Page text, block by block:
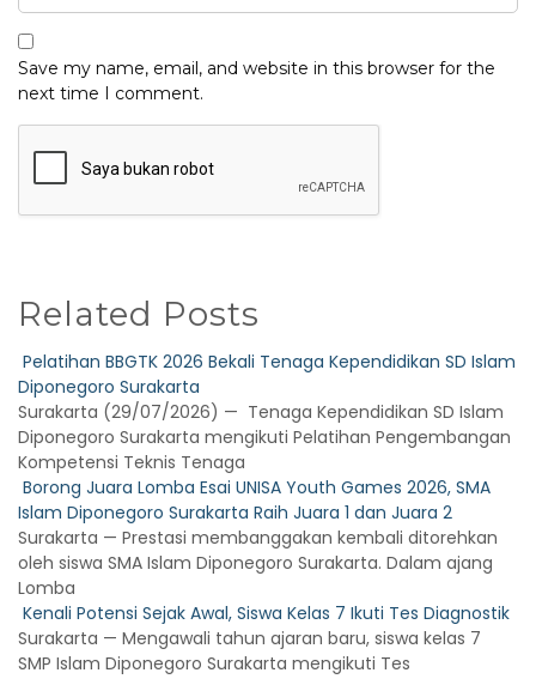
Save my name, email, and website in this browser for the
next time I comment.
Related Posts
Pelatihan BBGTK 2026 Bekali Tenaga Kependidikan SD Islam
Diponegoro Surakarta
Surakarta (29/07/2026) — Tenaga Kependidikan SD Islam
Diponegoro Surakarta mengikuti Pelatihan Pengembangan
Kompetensi Teknis Tenaga
Borong Juara Lomba Esai UNISA Youth Games 2026, SMA
Islam Diponegoro Surakarta Raih Juara 1 dan Juara 2
Surakarta — Prestasi membanggakan kembali ditorehkan
oleh siswa SMA Islam Diponegoro Surakarta. Dalam ajang
Lomba
Kenali Potensi Sejak Awal, Siswa Kelas 7 Ikuti Tes Diagnostik
Surakarta — Mengawali tahun ajaran baru, siswa kelas 7
SMP Islam Diponegoro Surakarta mengikuti Tes